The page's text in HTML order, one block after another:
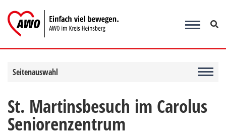
Inhalt
springen
Seitenauswahl
St. Martinsbesuch im Carolus
Seniorenzentrum